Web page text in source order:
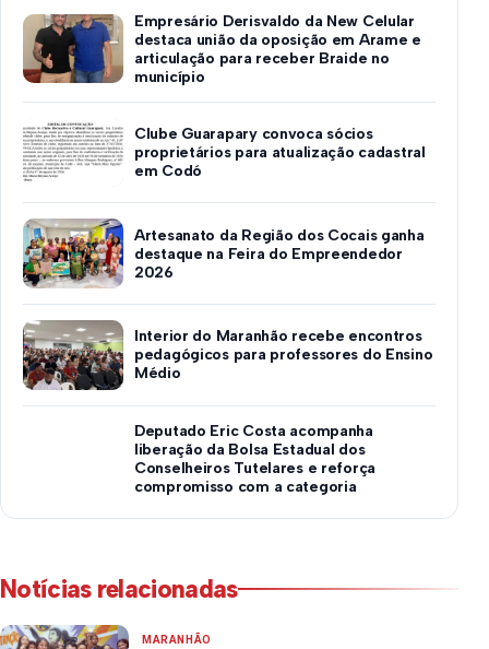
Empresário Derisvaldo da New Celular
destaca união da oposição em Arame e
articulação para receber Braide no
município
Clube Guarapary convoca sócios
proprietários para atualização cadastral
em Codó
Artesanato da Região dos Cocais ganha
destaque na Feira do Empreendedor
2026
Interior do Maranhão recebe encontros
pedagógicos para professores do Ensino
Médio
Deputado Eric Costa acompanha
liberação da Bolsa Estadual dos
Conselheiros Tutelares e reforça
compromisso com a categoria
Notícias relacionadas
MARANHÃO